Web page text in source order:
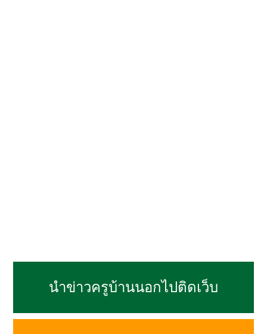
นำข่าวครูบ้านนอกไปติดเว็บ